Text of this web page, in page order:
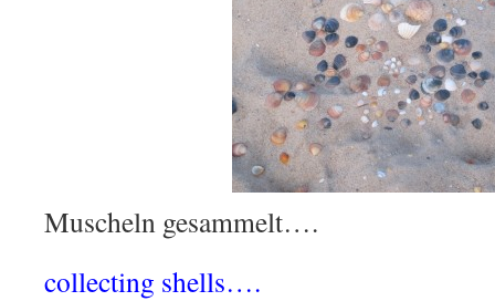
Muscheln gesammelt….
collecting shells….